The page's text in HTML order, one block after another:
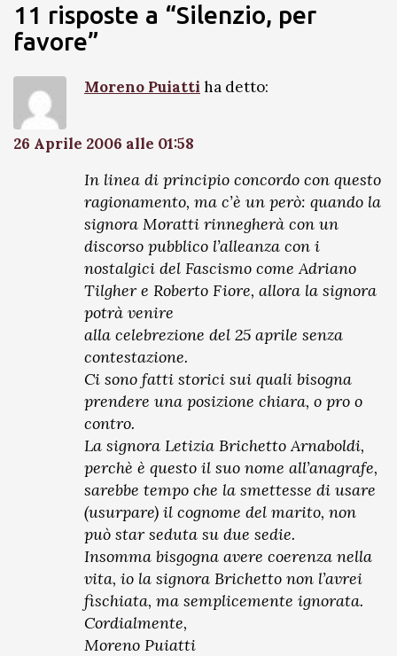
11 risposte a “Silenzio, per
favore”
Moreno Puiatti ha detto:
26 Aprile 2006 alle 01:58
In linea di principio concordo con questo
ragionamento, ma c’è un però: quando la
signora Moratti rinnegherà con un
discorso pubblico l’alleanza con i
nostalgici del Fascismo come Adriano
Tilgher e Roberto Fiore, allora la signora
potrà venire
alla celebrezione del 25 aprile senza
contestazione.
Ci sono fatti storici sui quali bisogna
prendere una posizione chiara, o pro o
contro.
La signora Letizia Brichetto Arnaboldi,
perchè è questo il suo nome all’anagrafe,
sarebbe tempo che la smettesse di usare
(usurpare) il cognome del marito, non
può star seduta su due sedie.
Insomma bisgogna avere coerenza nella
vita, io la signora Brichetto non l’avrei
fischiata, ma semplicemente ignorata.
Cordialmente,
Moreno Puiatti